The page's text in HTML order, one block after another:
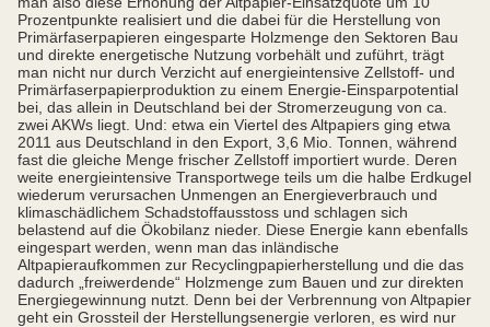
Prozentpunkte realisiert und die dabei für die Herstellung von
Primärfaserpapieren eingesparte Holzmenge den Sektoren Bau
und direkte energetische Nutzung vorbehält und zuführt, trägt
man nicht nur durch Verzicht auf energieintensive Zellstoff- und
Primärfaserpapierproduktion zu einem Energie-Einsparpotential
bei, das allein in Deutschland bei der Stromerzeugung von ca.
zwei AKWs liegt. Und: etwa ein Viertel des Altpapiers ging etwa
2011 aus Deutschland in den Export, 3,6 Mio. Tonnen, während
fast die gleiche Menge frischer Zellstoff importiert wurde. Deren
weite energieintensive Transportwege teils um die halbe Erdkugel
wiederum verursachen Unmengen an Energieverbrauch und
klimaschädlichem Schadstoffausstoss und schlagen sich
belastend auf die Ökobilanz nieder. Diese Energie kann ebenfalls
eingespart werden, wenn man das inländische
Altpapieraufkommen zur Recyclingpapierherstellung und die das
dadurch „freiwerdende“ Holzmenge zum Bauen und zur direkten
Energiegewinnung nutzt. Denn bei der Verbrennung von Altpapier
geht ein Grossteil der Herstellungsenergie verloren, es wird nur